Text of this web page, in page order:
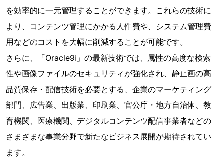
を効率的に一元管理することができます。これらの技術に
より、コンテンツ管理にかかる人件費や、システム管理費
用などのコストを大幅に削減することが可能です。
さらに、「Oracle9i」の最新技術では、属性の高度な検索
性や画像ファイルのセキュリティが強化され、静止画の高
品質保存・配信技術を必要とする、企業のマーケティング
部門、広告業、出版業、印刷業、官公庁・地方自治体、教
育機関、医療機関、デジタルコンテンツ配信事業者などの
さまざまな事業分野で新たなビジネス展開が期待されてい
ます。